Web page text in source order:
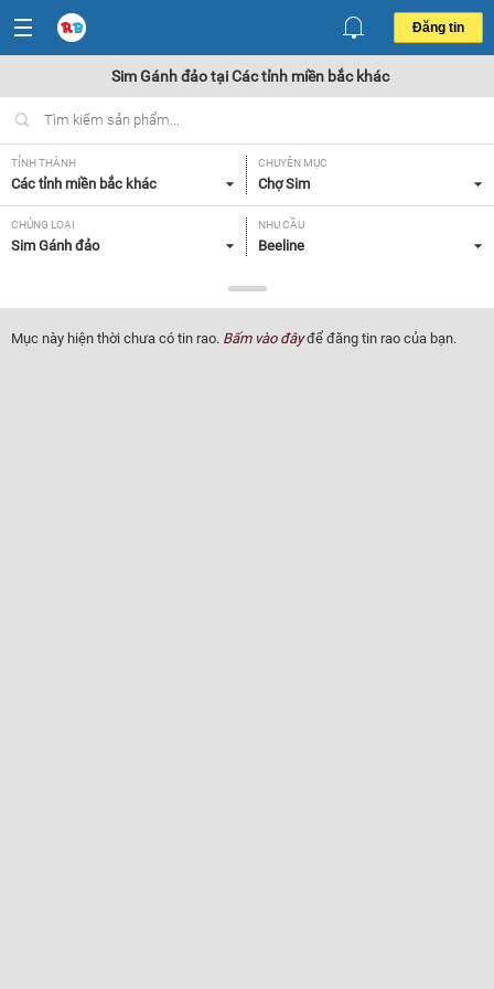
Đăng tin
Sim Gánh đảo tại Các tỉnh miền bắc khác
TỈNH THÀNH
Các tỉnh miền bắc khác
CHUYÊN MỤC
Chợ Sim
CHỦNG LOẠI
Sim Gánh đảo
NHU CẦU
Beeline
Tất cả
Mục này hiện thời chưa có tin rao. Bấm vào đâyđể đăng tin rao của bạn.